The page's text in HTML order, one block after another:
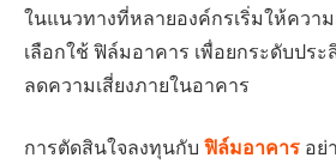
ในแนวทางที่หลายองค์กรเริ่มให้คว
เลือกใช้ ฟิล์มอาคาร เพื่อยกระดับปร
ลดความเสี่ยงภายในอาคาร
การตัดสินใจลงทุนกับ ฟิล์มอาคาร อย่